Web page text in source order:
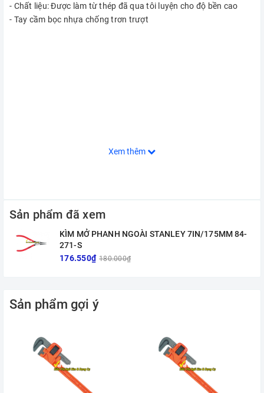
- Chất liệu: Được làm từ thép đã qua tôi luyện cho độ bền cao
- Tay cầm bọc nhựa chống trơn trượt
Xem thêm
Sản phẩm đã xem
KÌM MỞ PHANH NGOÀI STANLEY 7IN/175MM 84-
271-S
176.550₫ 180.000₫
Sản phẩm gợi ý